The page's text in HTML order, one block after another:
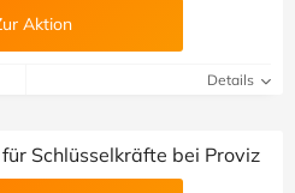
Aktion
Details
Schlüsselkräfte bei Proviz